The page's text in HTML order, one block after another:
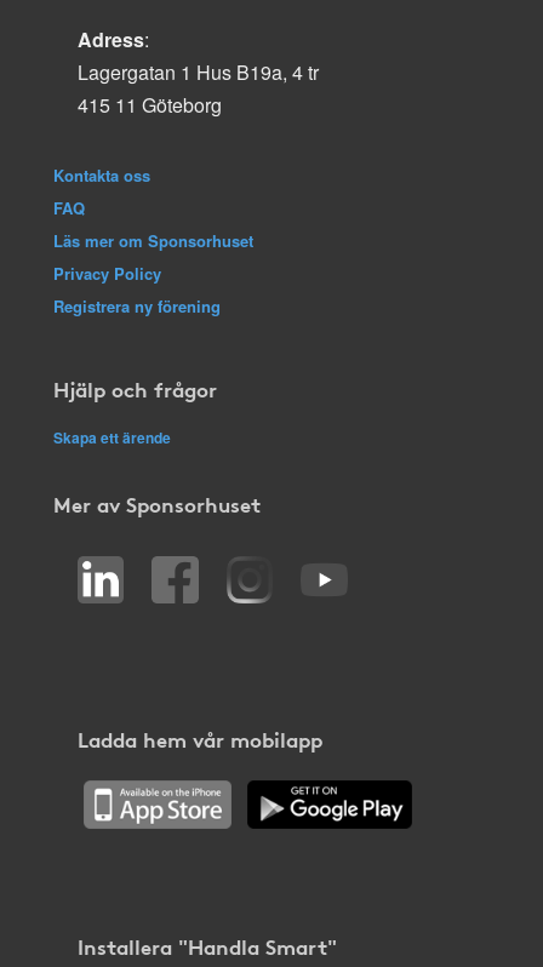
Adress:
Lagergatan 1 Hus B19a, 4 tr
415 11 Göteborg
Kontakta oss
FAQ
Läs mer om Sponsorhuset
Privacy Policy
Registrera ny förening
Hjälp och frågor
Skapa ett ärende
Mer av Sponsorhuset
Ladda hem vår mobilapp
Installera "Handla Smart"